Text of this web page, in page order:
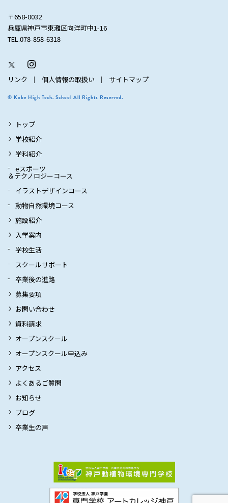
〒658-0032
兵庫県神戸市東灘区向洋町中1-16
TEL.078-858-6318
リンク 個人情報の取扱い サイトマップ
© Kobe High Tech. School All Rights Reserved.
トップ
学校紹介
学科紹介
eスポーツ
＆テクノロジーコース
イラストデザインコース
動物自然環境コース
施設紹介
入学案内
学校生活
スクールサポート
卒業後の進路
募集要項
お問い合わせ
資料請求
オープンスクール
オープンスクール申込み
アクセス
よくあるご質問
お知らせ
ブログ
卒業生の声